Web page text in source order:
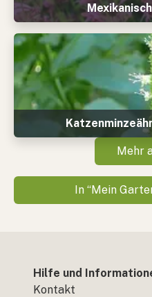
Mehr
In “Mein
Hilfe und
Kontakt